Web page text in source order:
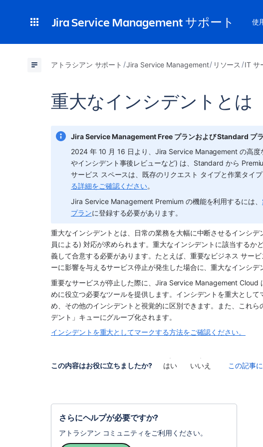
Jira Service Management サポート 使
アトラシアン サポート Jira Service Management リソース IT サ
重大なインシデントとは
Jira Service Management Free プランおよび Standard プ
2024 年 10 月 16 日より、 Jira Service Management の高度
やインシデント事後レビューなど) は、Standard から
サービス スペースは、既存のリクエスト タイプと作業タイ
る詳細をご確認ください。
Jira Service Management Premium の機能を利用するには、
プランに登録する必要があります。
重大なインシデントとは、日常の業務を大幅に中断させるインシ
員による) 対応が求められます。重大なインシデントに該当するか
義して合意する必要があります。たとえば、重要なビジネス サー
ーに影響を与えるサービス停止が発生した場合に、重大なインシデ
重要なサービスが停止した際に、 Jira Service Management Cloud
めに役立つ必要なツールを提供します。インシデントを重大とし
め、その他のインシデントと視覚的に区別できます。また、これ
デント」キューにグループ化されます。
インシデントを重大としてマークする方法をご確認ください。
この内容はお役に立ちましたか? はい いいえ この記事
さらにヘルプが必要ですか?
アトラシアン コミュニティをご利用ください。